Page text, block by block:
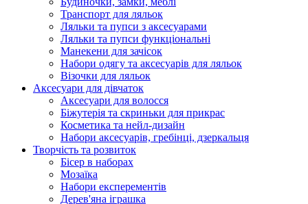
Транспорт для ляльок
Ляльки та пупси з аксесуарами
Ляльки та пупси функціональні
Манекени для зачісок
Набори одягу та аксесуарів для ляльок
Візочки для ляльок
Аксесуари для дівчаток
Аксесуари для волосся
Біжутерія та скриньки для прикрас
Косметика та нейл-дизайн
Набори аксесуарів, гребінці, дзеркальця
Творчість та розвиток
Бісер в наборах
Мозаїка
Набори експерементів
Дерев'яна іграшка